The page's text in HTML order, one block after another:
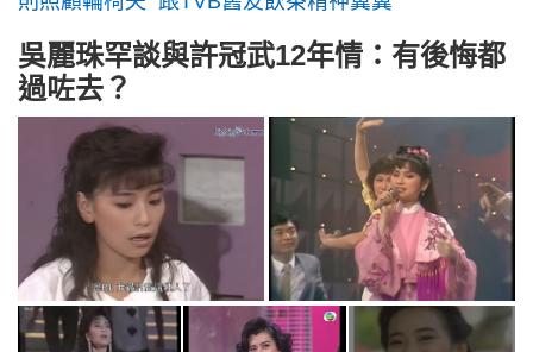
吳麗珠罕談與許冠武12年情：有後悔都
過咗去？